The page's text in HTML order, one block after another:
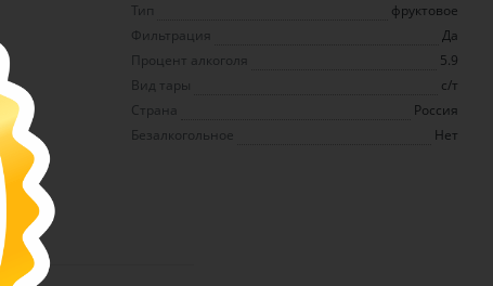
Тип
фруктовое
Фильтрация
Да
Процент алкоголя
5.9
Вид тары
с/т
Страна
Россия
Безалкогольное
Нет